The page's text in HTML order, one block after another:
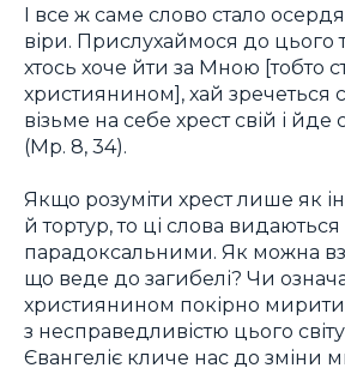
І все ж саме слово стало
віри. Прислухаймося до цього
хтось хоче йти за Мною [тобто
християнином], хай зречеться
візьме на себе хрест свій і
(Мр. 8, 34).
Якщо розуміти хрест лише як
й тортур, то ці слова видаються
парадоксальними. Як можна
що веде до загибелі? Чи
християнином покірно
з несправедливістю цього
Євангеліє кличе нас до зміни